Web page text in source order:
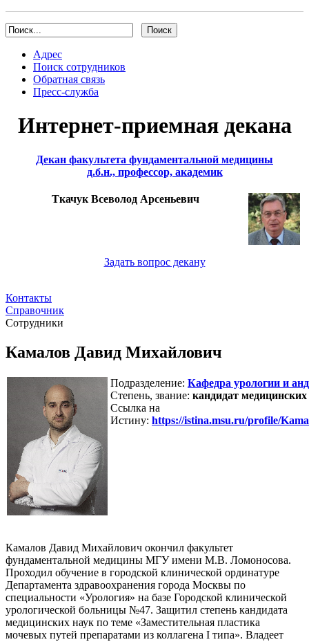
Адрес
Поиск сотрудников
Обратная связь
Пресс-служба
Интернет-приемная декана
Декан факультета фундаментальной медицины
д.б.н., профессор, академик
Ткачук Всеволод Арсеньевич
Задать вопрос декану
Контакты
Справочник
Сотрудники
Камалов Давид Михайлович
Подразделение: Кафедра урологии и
Степень, звание: кандидат медицинских
Ссылка на
Истину: https://istina.msu.ru/profile/
Камалов Давид Михайлович окончил факультет
фундаментальной медицины МГУ имени М.В. Ломоносова.
Проходил обучение в городской клинической ординатуре
Департамента здравоохранения города Москвы по
специальности «Урология» на базе Городской клинической
урологической больницы №47. Защитил степень кандидата
медицинских наук по теме «Заместительная пластика
мочевых путей препаратами из коллагена I типа». Владеет